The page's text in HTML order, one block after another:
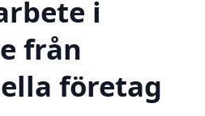
i
från
företag